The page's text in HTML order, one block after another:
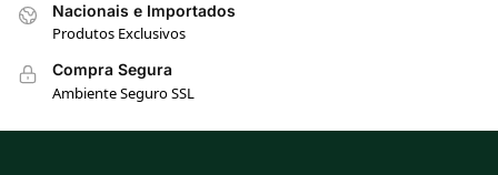
Nacionais e Importados
Produtos Exclusivos
Compra Segura
Ambiente Seguro SSL